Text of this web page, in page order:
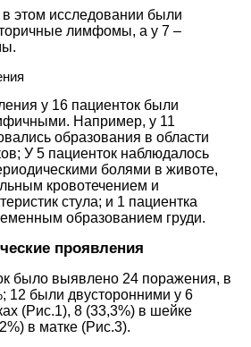
этом исследовании были
лимфомы, а у 7 –
у 16 ​​пациенток были
Например, у 11
образования в области
У 5 пациенток наблюдалось
болями в животе,
кровотечением и
стула; и 1 пациентка
образованием груди.
проявления
было выявлено 24 поражения, в
12 были двусторонними у 6
(Рис.1), 8 (33,3%) в шейке
в матке (Рис.3).